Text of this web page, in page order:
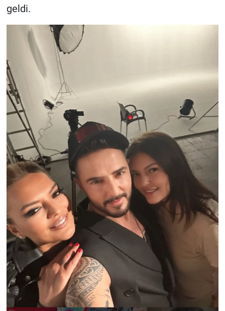
geldi.